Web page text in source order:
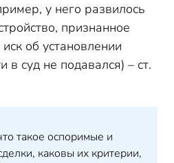
у него развилось
признанное
об установлении
в суд не подавался) – ст.
такое оспоримые и
каковы их критерии,